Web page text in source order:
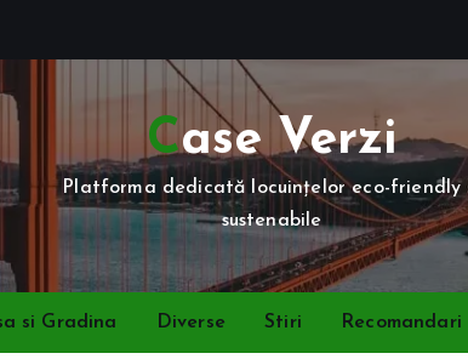
Case Verzi
Platforma dedicată locuințelor eco-friendly
sustenabile
si Gradina Diverse Stiri Recomandari